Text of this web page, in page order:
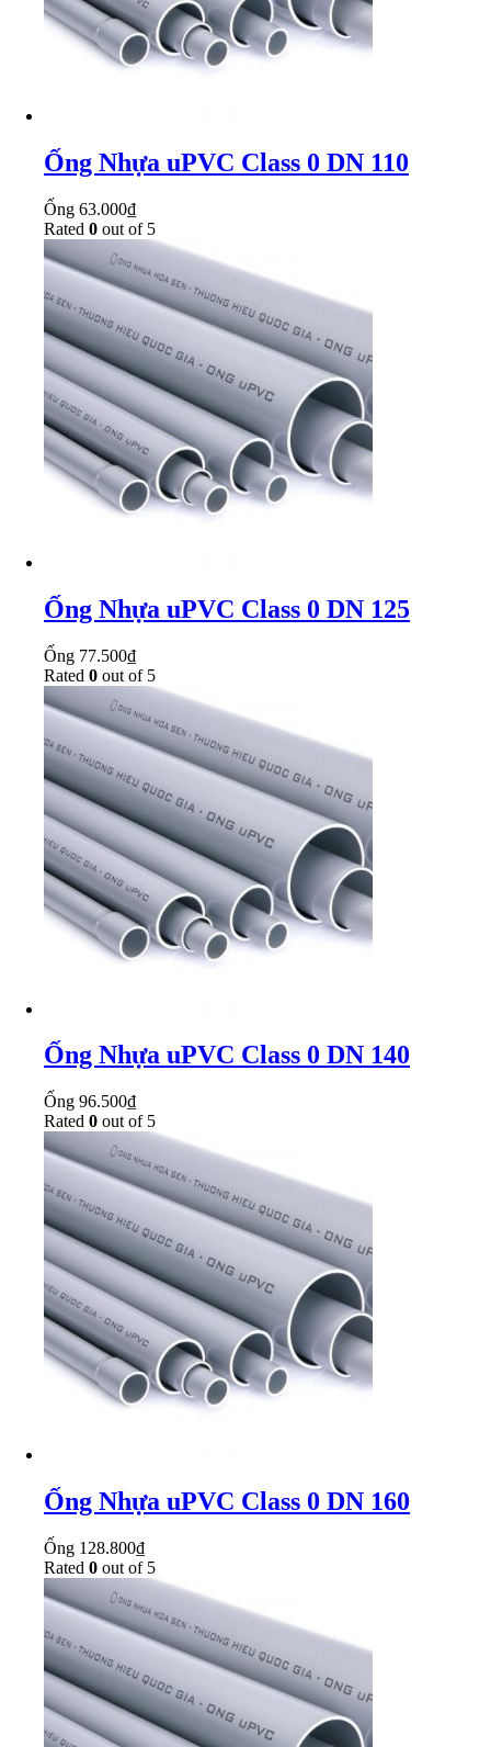
Ống Nhựa uPVC Class 0 DN 110
Ống 63.000₫
Rated 0 out of 5
Ống Nhựa uPVC Class 0 DN 125
Ống 77.500₫
Rated 0 out of 5
Ống Nhựa uPVC Class 0 DN 140
Ống 96.500₫
Rated 0 out of 5
Ống Nhựa uPVC Class 0 DN 160
Ống 128.800₫
Rated 0 out of 5